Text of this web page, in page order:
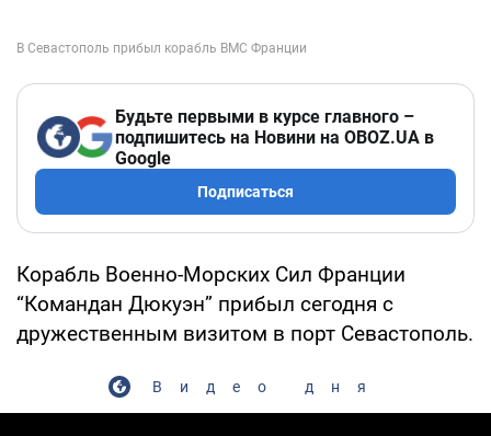
Будьте первыми в курсе главного –
подпишитесь на Новини на OBOZ.UA в
Google
Подписаться
Корабль Военно-Морских Сил Франции
“Командан Дюкуэн” прибыл сегодня с
дружественным визитом в порт Севастополь.
Видео дня